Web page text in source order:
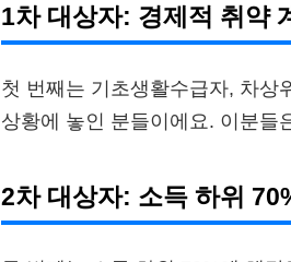
1차 대상자: 경제적 취약
첫 번째는 기초생활수급자, 차상
상황에 놓인 분들이에요. 이분들
2차 대상자: 소득 하위